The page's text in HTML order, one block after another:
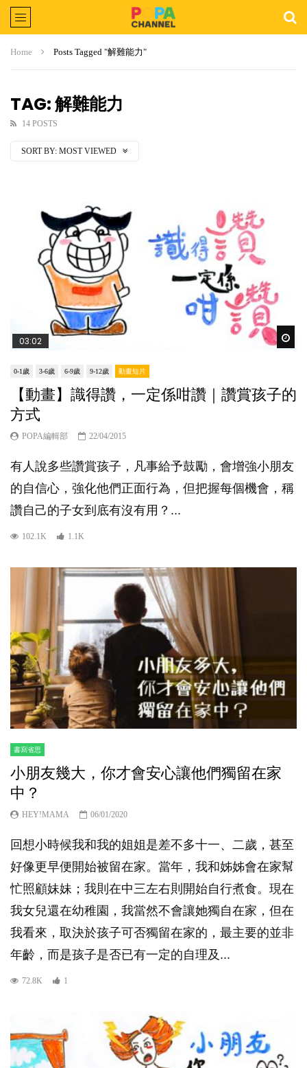
Home Posts Tagged "解難能力"
TAG: 解難能力
14 POSTS
SORT BY: MOST VIEWED
03:02
0-1歲 3-6歲 6-9歲 9-12歲 動畫短片
【動畫】識得讚，一定係咁讚｜讚賞孩子的
方式
POPA編輯部 22/04/2015
有人說多些讚賞孩子，凡事給予鼓勵，會增強小朋友
的自信心，強化他們正面行為，但把握每個機會，稱
讚自己的子女到底有沒有用？...
102.1K 1.1K
書寫省思
小朋友幾大，你才會安心讓他們獨留在家
中？
HEY!MAMA 06/01/2020
回想小時候我和我的姐姐是差不多十一、二歲，甚至
好像更早便開始被留在家。當年，我和姊姊會在家幫
忙照顧妹妹；我則在中三左右則開始自行煮食。現在
我女兒還在幼稚園，我當然不會讓她獨自在家，但在
我看來，取決於孩子可否獨留在家的，最主要的並非
年齡，而是孩子是否已有一定的自理及...
72.8K 1